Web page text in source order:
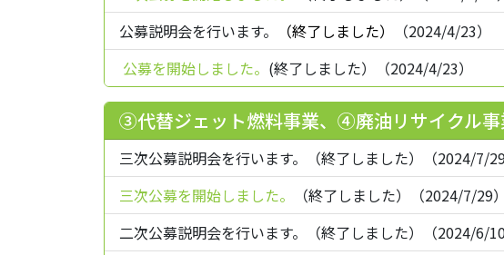
公募説明会を行います。
（終了しました）
（2024/4/23）
公募を開始しました。 (終了しました）（2024/4/23）
③代替ジェット燃料事業、④廃油リサイクル
三次公募説明会を行います。（終了しました）（2024/7/29
三次公募を開始しました。
（終了しました）（2024/7/29）
二次公募説明会を行います。（終了しました）（2024/6/10